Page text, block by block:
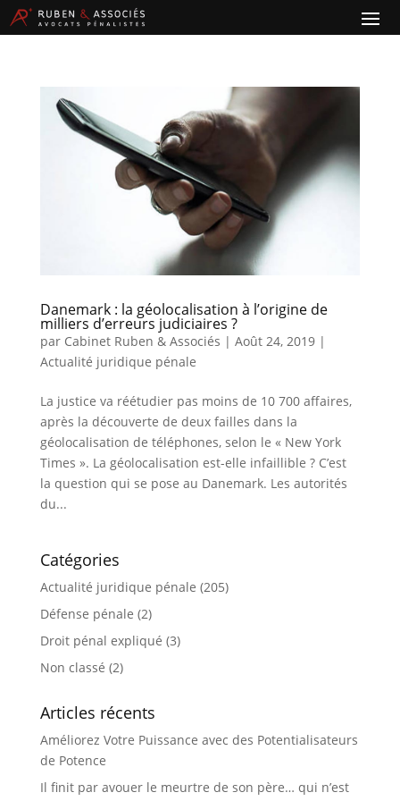
Danemark : la géolocalisation à l’origine de
milliers d’erreurs judiciaires ?
par Cabinet Ruben & Associés | Août 24, 2019|
Actualité juridique pénale
La justice va réétudier pas moins de 10 700 affaires,
après la découverte de deux failles dans la
géolocalisation de téléphones, selon le « New York
Times ». La géolocalisation est-elle infaillible ? C’est
la question qui se pose au Danemark. Les autorités
du...
Catégories
Actualité juridique pénale (205)
Défense pénale (2)
Droit pénal expliqué (3)
Non classé (2)
Articles récents
Améliorez Votre Puissance avec des Potentialisateurs
de Potence
Il finit par avouer le meurtre de son père… qui n’est